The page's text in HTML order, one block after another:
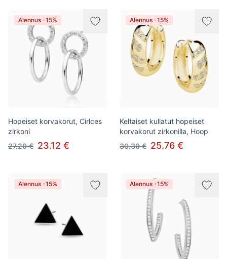
Alennus -15%
Hopeiset korvakorut, Cirlces
zirkoni
27.20 € 23.12 €
Alennus -15%
Keltaiset kullatut hopeiset
korvakorut zirkonilla, Hoop
30.30 € 25.76 €
Alennus -15% Alennus -15%